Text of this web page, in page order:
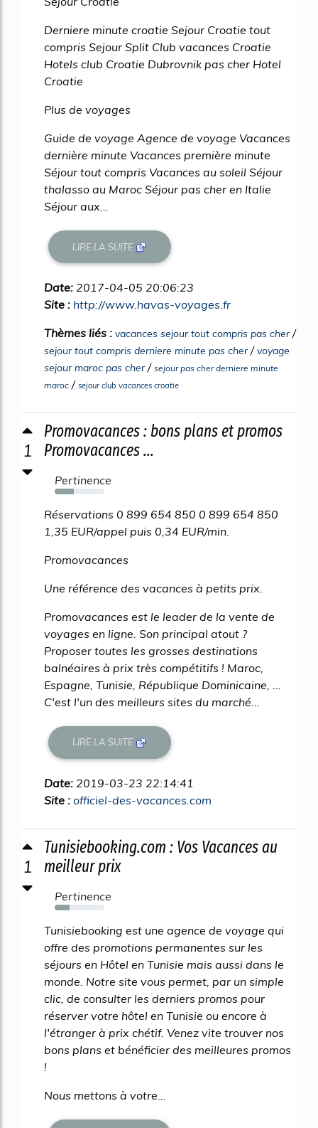
Derniere minute croatie Sejour Croatie tout
compris Sejour Split Club vacances Croatie
Hotels club Croatie Dubrovnik pas cher Hotel
Croatie
Plus de voyages
Guide de voyage Agence de voyage Vacances
dernière minute Vacances première minute
Séjour tout compris Vacances au soleil Séjour
thalasso au Maroc Séjour pas cher en Italie
Séjour aux...
LIRE LA SUITE
Date: 2017-04-05 20:06:23
Site : http://www.havas-voyages.fr
Thèmes liés : vacances sejour tout compris pas cher/
sejour tout compris derniere minute pas cher/voyage
sejour maroc pas cher/ sejour pas cher derniere minute
maroc / sejour club vacances croatie
1
Promovacances : bons plans et promos
Promovacances ...
Pertinence
38%
Réservations 0 899 654 850 0 899 654 850
1,35 EUR/appel puis 0,34 EUR/min.
Promovacances
Une référence des vacances à petits prix.
Promovacances est le leader de la vente de
voyages en ligne. Son principal atout ?
Proposer toutes les grosses destinations
balnéaires à prix très compétitifs ! Maroc,
Espagne, Tunisie, République Dominicaine, ...
C'est l'un des meilleurs sites du marché...
LIRE LA SUITE
Date: 2019-03-23 22:14:41
Site : officiel-des-vacances.com
1
Tunisiebooking.com : Vos Vacances au
meilleur prix
Pertinence
30%
Tunisiebooking est une agence de voyage qui
offre des promotions permanentes sur les
séjours en Hôtel en Tunisie mais aussi dans le
monde. Notre site vous permet, par un simple
clic, de consulter les derniers promos pour
réserver votre hôtel en Tunisie ou encore à
l'étranger à prix chétif. Venez vite trouver nos
bons plans et bénéficier des meilleures promos
!
Nous mettons à votre...